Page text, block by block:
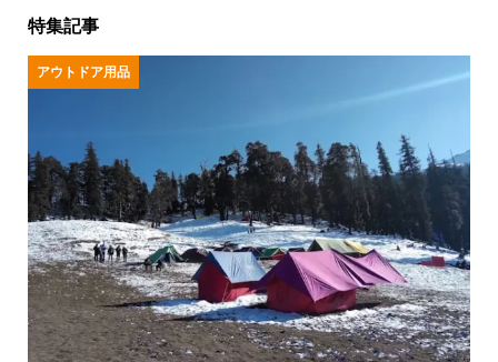
特集記事
アウトドア用品